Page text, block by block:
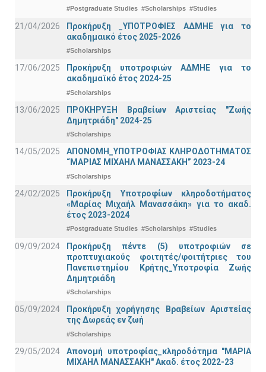
#Postgraduate Studies #Scholarships #Studies
21/04/2026
Προκήρυξη _ΥΠΟΤΡΟΦΙΕΣ ΑΔΜΗΕ για το
ακαδημαικό έτος 2025-2026
#Scholarships
17/06/2025
Προκήρυξη υποτροφιών ΑΔΜΗΕ για το
ακαδημαϊκό έτος 2024-25
#Scholarships
13/06/2025
ΠΡΟΚΗΡΥΞΗ Βραβείων Αριστείας "Ζωής
Δημητριάδη" 2024-25
#Scholarships
14/05/2025
ΑΠΟΝΟΜΗ_ΥΠΟΤΡΟΦΙΑΣ ΚΛΗΡΟΔΟΤΗΜΑΤΟΣ
“ΜΑΡΙΑΣ ΜΙΧΑΗΛ ΜΑΝΑΣΣΑΚΗ” 2023-24
#Scholarships
24/02/2025
Προκήρυξη Υποτροφίων κληροδοτήματος
«Μαρίας Μιχαήλ Μανασσάκη» για το ακαδ.
έτος 2023-2024
#Postgraduate Studies #Scholarships #Studies
09/09/2024
Προκήρυξη πέντε (5) υποτροφιών σε
προπτυχιακούς φοιτητές/φοιτήτριες του
Πανεπιστημίου Κρήτης_Υποτροφία Ζωής
Δημητριάδη
#Scholarships
05/09/2024
Προκήρυξη χορήγησης Βραβείων Αριστείας
της Δωρεάς εν ζωή
#Scholarships
29/05/2024
Απονομή υποτροφίας_κληροδότημα "ΜΑΡΙΑ
ΜΙΧΑΗΛ ΜΑΝΑΣΣΑΚΗ" Ακαδ. έτος 2022-23